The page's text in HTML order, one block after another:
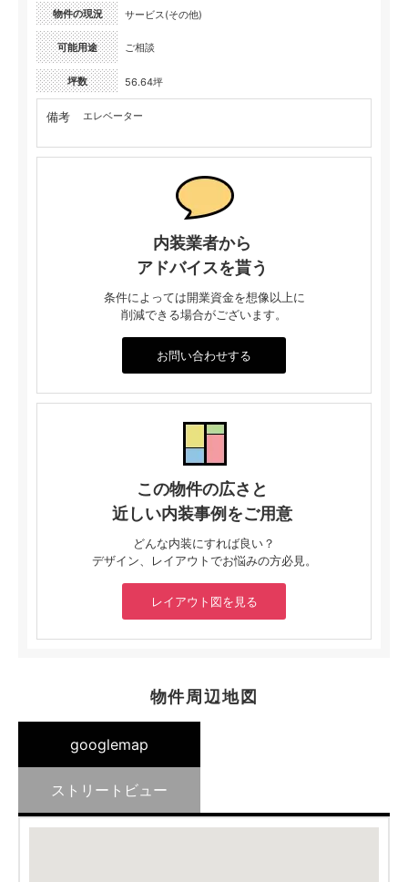
物件の現況 サービス(その他)
可能用途 ご相談
坪数 56.64坪
備考 エレベーター
内装業者から
アドバイスを貰う
条件によっては開業資金を想像以上に
削減できる場合がございます。
お問い合わせする
この物件の広さと
近しい内装事例をご用意
どんな内装にすれば良い？
デザイン、レイアウトでお悩みの方必見。
レイアウト図を見る
物件周辺地図
googlemap
ストリートビュー